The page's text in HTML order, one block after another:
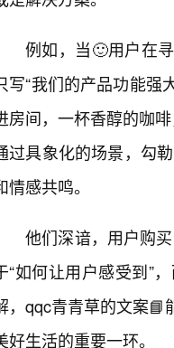
例如，当🙂用户在
写“我们的产品功能强
房间，一杯香醇的咖
过具象化的场景，勾
情感共鸣。
他们深谙，用户购
“如何让用户感受到”
，qqc青青草的文案📘
好生活的重要一环。